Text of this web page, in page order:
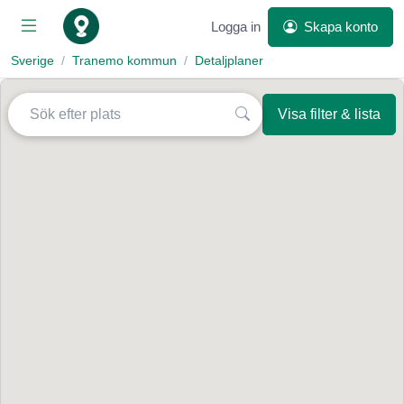
Logga in Skapa konto
Sverige Tranemo kommun Detaljplaner
Visa filter & lista